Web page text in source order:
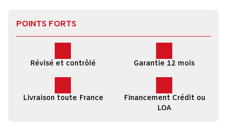
POINTS FORTS
Révisé et contrôlé Garantie 12 mois
Livraison toute France
Financement Crédit ou
LOA